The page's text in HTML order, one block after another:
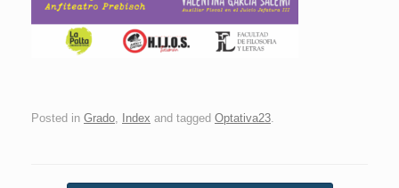
Posted in Grado Index and tagged Optativa23